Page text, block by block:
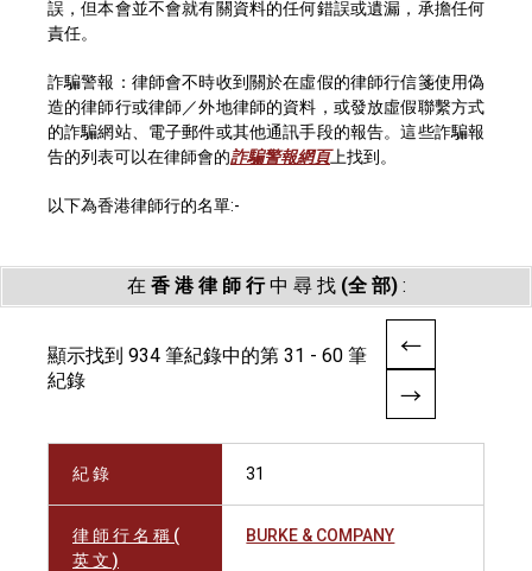
誤，但本會並不會就有關資料的任何錯誤或遺漏，承擔任何
責任。
詐騙警報：律師會不時收到關於在虛假的律師行信箋使用偽
造的律師行或律師／外地律師的資料，或發放虛假聯繫方式
的詐騙網站、電子郵件或其他通訊手段的報告。這些詐騙報
告的列表可以在律師會的詐騙警報網頁上找到。
以下為香港律師行的名單:-
在 香 港 律 師 行中 尋 找 (全 部):
顯示找到 934 筆紀錄中的第 31 - 60 筆
紀錄
紀 錄 31
律 師 行 名 稱 (
英 文 )
BURKE & COMPANY